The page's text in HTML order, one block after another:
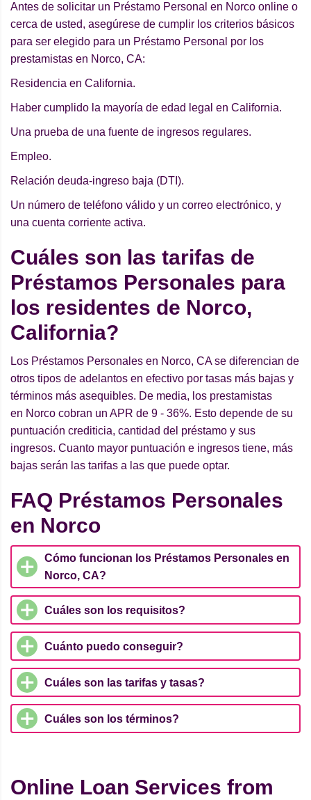
Antes de solicitar un Préstamo Personal en Norco online o
cerca de usted, asegúrese de cumplir los criterios básicos
para ser elegido para un Préstamo Personal por los
prestamistas en Norco, CA:
Residencia en California.
Haber cumplido la mayoría de edad legal en California.
Una prueba de una fuente de ingresos regulares.
Empleo.
Relación deuda-ingreso baja (DTI).
Un número de teléfono válido y un correo electrónico, y
una cuenta corriente activa.
Cuáles son las tarifas de
Préstamos Personales para
los residentes de Norco,
California?
Los Préstamos Personales en Norco, CA se diferencian de
otros tipos de adelantos en efectivo por tasas más bajas y
términos más asequibles. De media, los prestamistas
en Norco cobran un APR de 9 - 36%. Esto depende de su
puntuación crediticia, cantidad del préstamo y sus
ingresos. Cuanto mayor puntuación e ingresos tiene, más
bajas serán las tarifas a las que puede optar.
FAQ Préstamos Personales
en Norco
Cómo funcionan los Préstamos Personales en
Norco, CA?
Cuáles son los requisitos?
Cuánto puedo conseguir?
Cuáles son las tarifas y tasas?
Cuáles son los términos?
Online Loan Services from